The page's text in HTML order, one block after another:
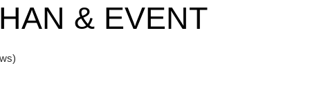
& EVENT